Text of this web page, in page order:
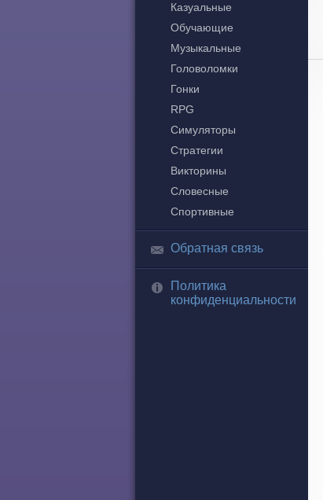
Казуальные
Обучающие
Музыкальные
Головоломки
Гонки
RPG
Симуляторы
Стратегии
Викторины
Словесные
Спортивные
Обратная связь
Политика
конфиденциальности